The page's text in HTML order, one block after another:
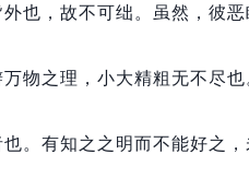
也， 故不可绌。 虽然， 彼恶
物之理， 小大精粗无不尽也
。 有知之之明而不能好之，